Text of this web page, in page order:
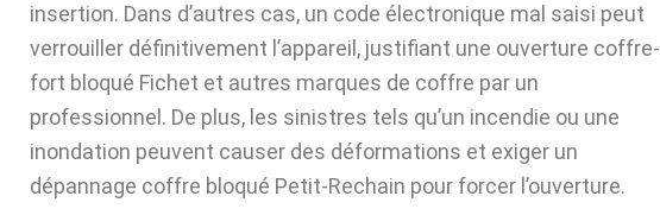
insertion. Dans d’autres cas, un code électronique mal saisi peut
verrouiller définitivement l’appareil, justifiant une ouverture coffre-
fort bloqué Fichet et autres marques de coffre par un
professionnel. De plus, les sinistres tels qu’un incendie ou une
inondation peuvent causer des déformations et exiger un
dépannage coffre bloqué Petit-Rechain pour forcer l’ouverture.